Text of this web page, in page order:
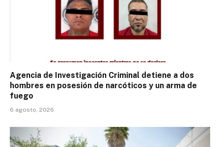
Agencia de Investigación Criminal detiene a dos
hombres en posesión de narcóticos y un arma de
fuego
6 agosto, 2026